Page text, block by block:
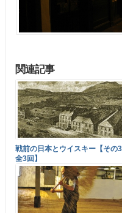
関連記事
戦前の日本とウイスキー【その3
全3回】